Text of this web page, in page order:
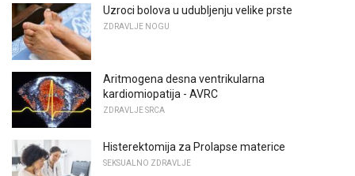
Uzroci bolova u udubljenju velike prste
ZDRAVLJE NOGU
Aritmogena desna ventrikularna
kardiomiopatija - AVRC
ZDRAVLJE SRCA
Histerektomija za Prolapse materice
SEKSUALNO ZDRAVLJE